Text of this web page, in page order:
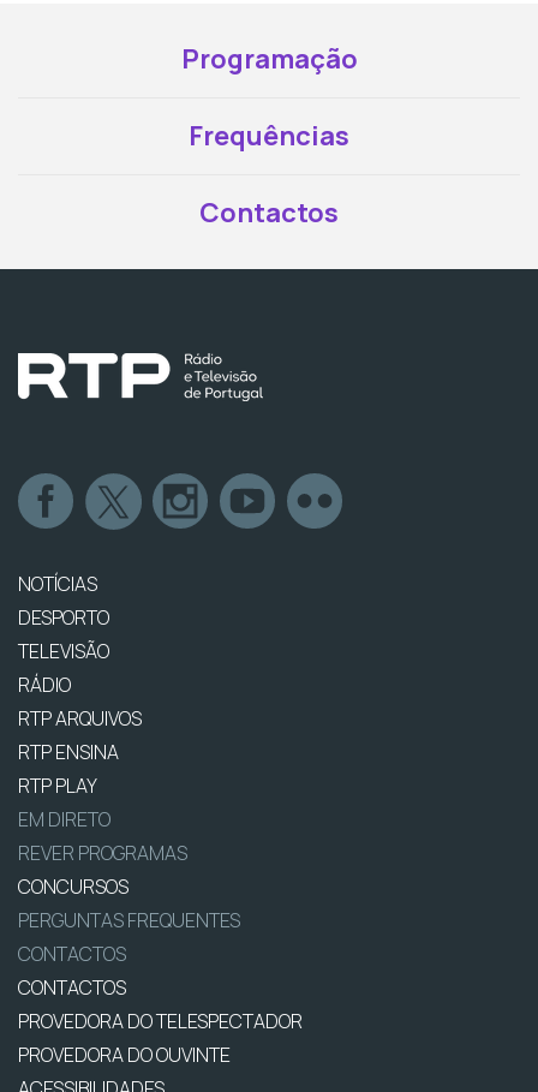
Programação
Frequências
Contactos
NOTÍCIAS
DESPORTO
TELEVISÃO
RÁDIO
RTP ARQUIVOS
RTP ENSINA
RTP PLAY
EM DIRETO
REVER PROGRAMAS
CONCURSOS
PERGUNTAS FREQUENTES
CONTACTOS
CONTACTOS
PROVEDORA DO TELESPECTADOR
PROVEDORA DO OUVINTE